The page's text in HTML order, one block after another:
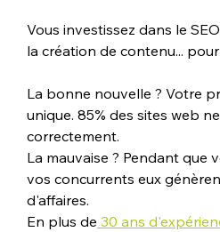
Vous investissez dans le
la création de contenu...
La bonne nouvelle ? Votre
unique. 85% des sites web
correctement.
La mauvaise ? Pendant que
vos concurrents eux
d'affaires.
En plus de 30 ans